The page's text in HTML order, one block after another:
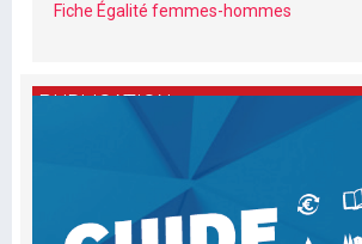
Fiche Égalité femmes-hommes
PUBLICATION